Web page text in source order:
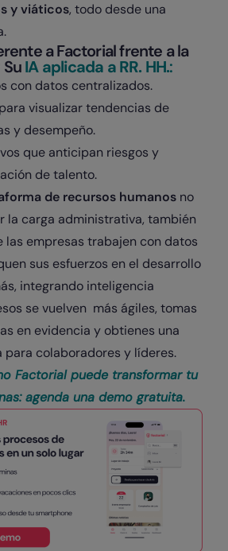
y viáticos, todo desde una
a Factorial frente a la
IA aplicada a RR. HH.:
con datos centralizados.
para visualizar tendencias de
y desempeño.
que anticipan riesgos y
de talento.
de recursos humanos no
la carga administrativa, también
las empresas trabajen con datos
sus esfuerzos en el desarrollo
integrando inteligencia
se vuelven más ágiles, tomas
en evidencia y obtienes una
para colaboradores y líderes.
Factorial puede transformar tu
agenda una demo gratuita.